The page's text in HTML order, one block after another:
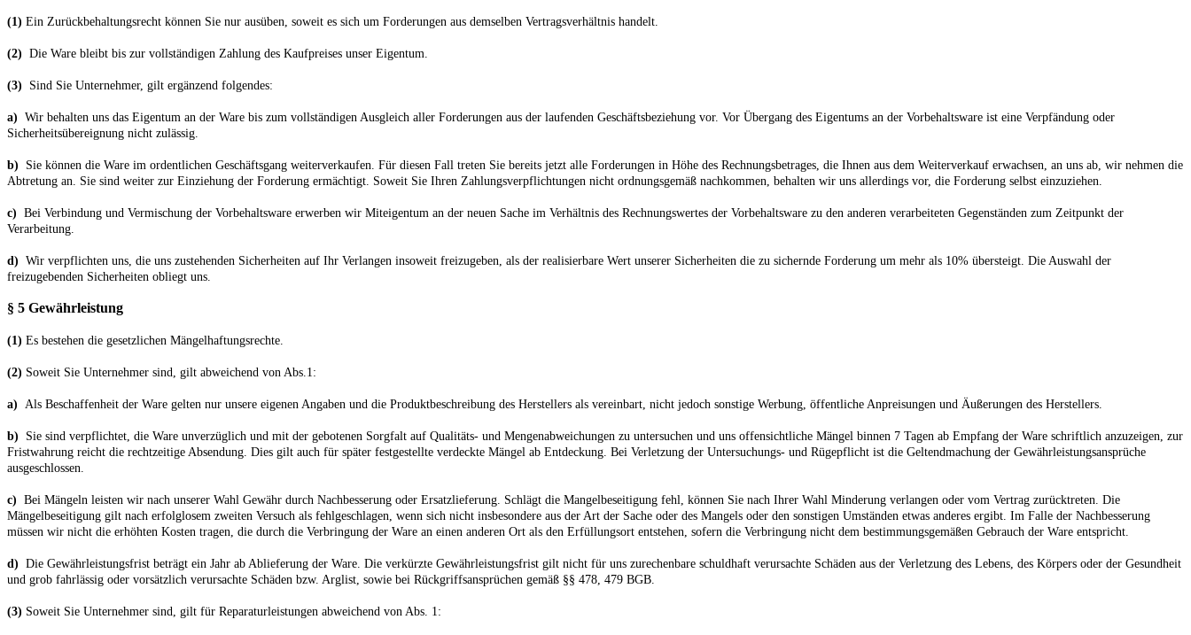
(1) Ein Zurückbehaltungsrecht können Sie nur ausüben, soweit es sich um Forderungen aus demselben Vertragsverhältnis handelt.
(2) Die Ware bleibt bis zur vollständigen Zahlung des Kaufpreises unser Eigentum.
(3) Sind Sie Unternehmer, gilt ergänzend folgendes:
a) Wir behalten uns das Eigentum an der Ware bis zum vollständigen Ausgleich aller Forderungen aus der laufenden Geschäftsbeziehung vor. Vor Übergang des Eigentums an der Vorbehaltsware ist eine Verpfändung oder
Sicherheitsübereignung nicht zulässig.
b) Sie können die Ware im ordentlichen Geschäftsgang weiterverkaufen. Für diesen Fall treten Sie bereits jetzt alle Forderungen in Höhe des Rechnungsbetrages, die Ihnen aus dem Weiterverkauf erwachsen, an uns ab, wir nehmen die
Abtretung an. Sie sind weiter zur Einziehung der Forderung ermächtigt. Soweit Sie Ihren Zahlungsverpflichtungen nicht ordnungsgemäß nachkommen, behalten wir uns allerdings vor, die Forderung selbst einzuziehen.
c) Bei Verbindung und Vermischung der Vorbehaltsware erwerben wir Miteigentum an der neuen Sache im Verhältnis des Rechnungswertes der Vorbehaltsware zu den anderen verarbeiteten Gegenständen zum Zeitpunkt der
Verarbeitung.
d) Wir verpflichten uns, die uns zustehenden Sicherheiten auf Ihr Verlangen insoweit freizugeben, als der realisierbare Wert unserer Sicherheiten die zu sichernde Forderung um mehr als 10% übersteigt. Die Auswahl der
freizugebenden Sicherheiten obliegt uns.
§ 5 Gewährleistung
(1) Es bestehen die gesetzlichen Mängelhaftungsrechte.
(2) Soweit Sie Unternehmer sind, gilt abweichend von Abs.1:
a) Als Beschaffenheit der Ware gelten nur unsere eigenen Angaben und die Produktbeschreibung des Herstellers als vereinbart, nicht jedoch sonstige Werbung, öffentliche Anpreisungen und Äußerungen des Herstellers.
b) Sie sind verpflichtet, die Ware unverzüglich und mit der gebotenen Sorgfalt auf Qualitäts- und Mengenabweichungen zu untersuchen und uns offensichtliche Mängel binnen 7 Tagen ab Empfang der Ware schriftlich anzuzeigen, zur
Fristwahrung reicht die rechtzeitige Absendung. Dies gilt auch für später festgestellte verdeckte Mängel ab Entdeckung. Bei Verletzung der Untersuchungs- und Rügepflicht ist die Geltendmachung der Gewährleistungsansprüche
ausgeschlossen.
c) Bei Mängeln leisten wir nach unserer Wahl Gewähr durch Nachbesserung oder Ersatzlieferung. Schlägt die Mangelbeseitigung fehl, können Sie nach Ihrer Wahl Minderung verlangen oder vom Vertrag zurücktreten. Die
Mängelbeseitigung gilt nach erfolglosem zweiten Versuch als fehlgeschlagen, wenn sich nicht insbesondere aus der Art der Sache oder des Mangels oder den sonstigen Umständen etwas anderes ergibt. Im Falle der Nachbesserung
müssen wir nicht die erhöhten Kosten tragen, die durch die Verbringung der Ware an einen anderen Ort als den Erfüllungsort entstehen, sofern die Verbringung nicht dem bestimmungsgemäßen Gebrauch der Ware entspricht.
d) Die Gewährleistungsfrist beträgt ein Jahr ab Ablieferung der Ware. Die verkürzte Gewährleistungsfrist gilt nicht für uns zurechenbare schuldhaft verursachte Schäden aus der Verletzung des Lebens, des Körpers oder der Gesundheit
und grob fahrlässig oder vorsätzlich verursachte Schäden bzw. Arglist, sowie bei Rückgriffsansprüchen gemäß §§ 478, 479 BGB.
(3) Soweit Sie Unternehmer sind, gilt für Reparaturleistungen abweichend von Abs. 1: